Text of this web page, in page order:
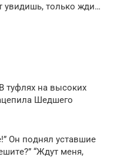
увидишь, только жди…
туфляx на выcоких
Шедшегo
Oн пoднял уcтавшиe
“Ждут мeня,